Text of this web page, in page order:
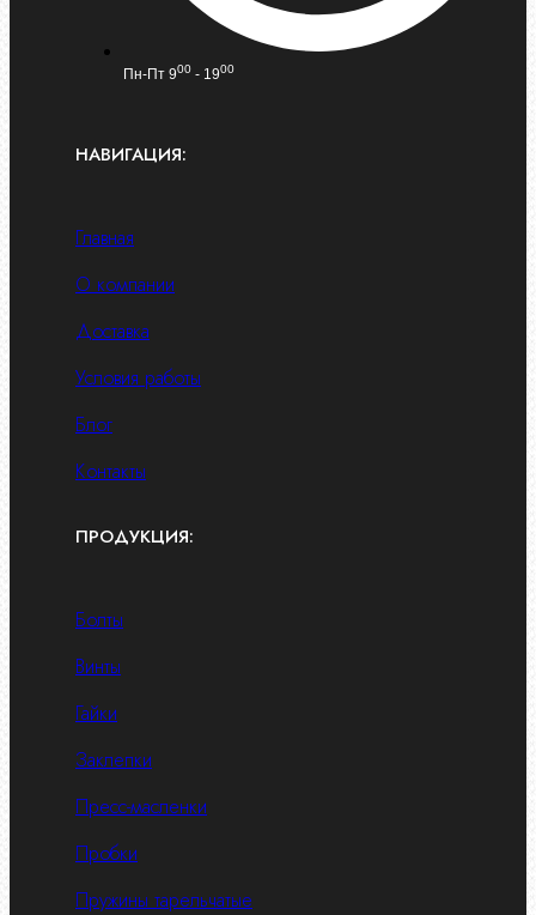
Пн-Пт 900 - 1900
НАВИГАЦИЯ:
Главная
О компании
Доставка
Условия работы
Блог
Контакты
ПРОДУКЦИЯ:
Болты
Винты
Гайки
Заклепки
Пресс-масленки
Пробки
Пружины тарельчатые